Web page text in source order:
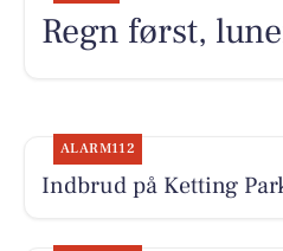
Regn først,
ALARM112
Indbrud på Ketting